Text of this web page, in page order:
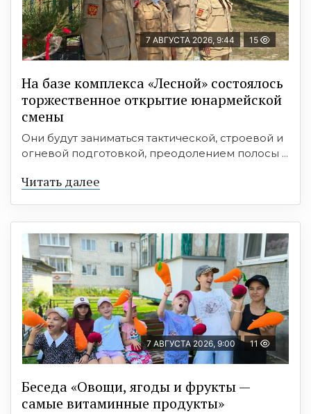
7 АВГУСТА 2026, 9:44 15
На базе комплекса «Лесной» состоялось
торжественное открытие юнармейской
смены
Они будут заниматься тактической, строевой и
огневой подготовкой, преодолением полосы ...
Читать далее
7 АВГУСТА 2026, 9:00 11
Беседа «Овощи, ягоды и фрукты —
самые витаминные продукты»